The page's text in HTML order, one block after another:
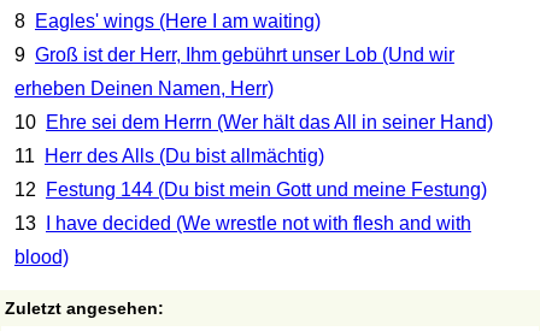
8 Eagles' wings (Here I am waiting)
9 Groß ist der Herr, Ihm gebührt unser Lob (Und wir
erheben Deinen Namen, Herr)
10 Ehre sei dem Herrn (Wer hält das All in seiner Hand)
11
Herr des Alls (Du bist allmächtig)
12
Festung 144 (Du bist mein Gott und meine Festung)
13
I have decided (We wrestle not with flesh and with
blood)
Zuletzt angesehen: